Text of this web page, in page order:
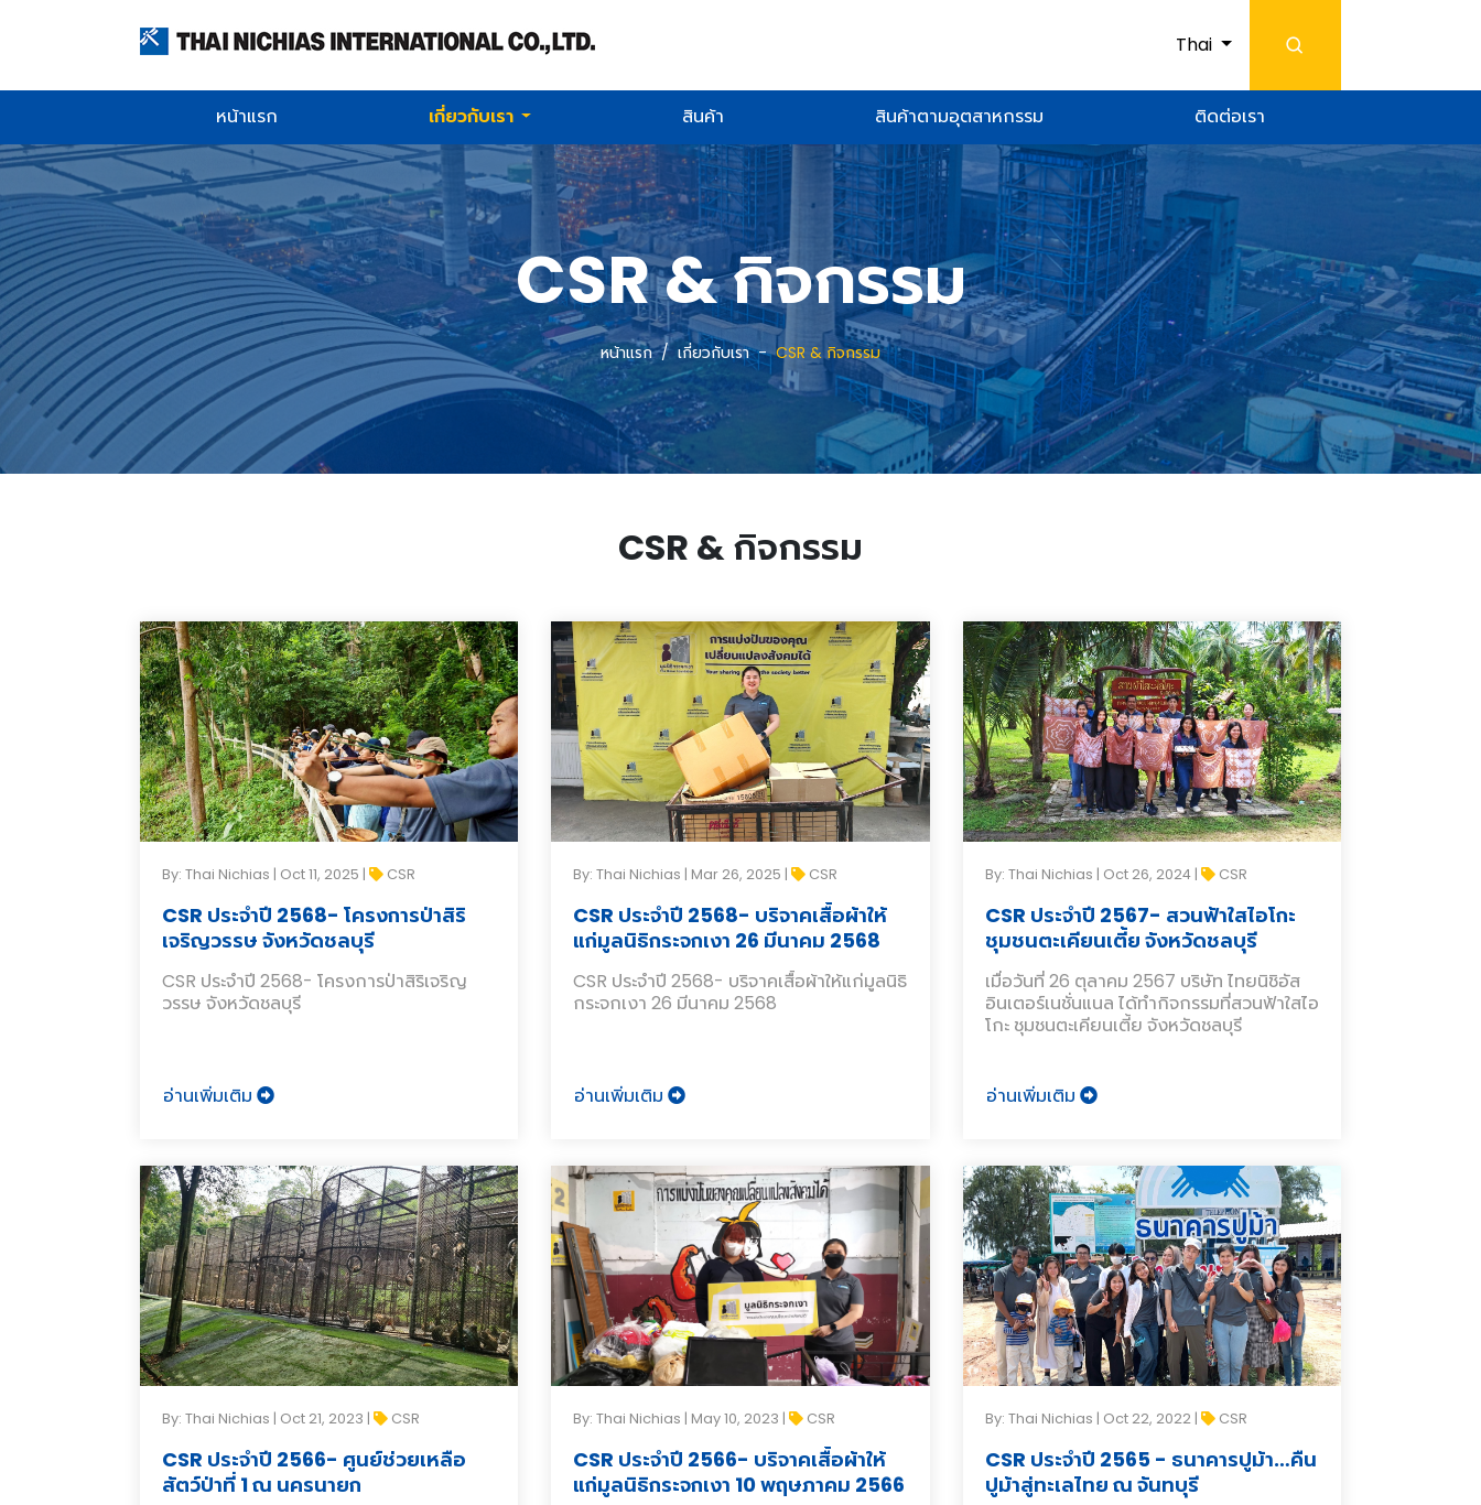
Thai
หน้าแรก เกี่ยวกับเรา สินค้า สินค้าตามอุตสาหกรรม ติดต่อเรา
CSR & กิจกรรม
หน้าแรก เกี่ยวกับเรา CSR & กิจกรรม
CSR & กิจกรรม
By: Thai Nichias | Oct 11, 2025 | CSR
CSR ประจำปี 2568- โครงการป่าสิริ
เจริญวรรษ จังหวัดชลบุรี
CSR ประจำปี 2568- โครงการป่าสิริเจริญ
วรรษ จังหวัดชลบุรี
อ่านเพิ่มเติม
By: Thai Nichias | Mar 26, 2025 | CSR
CSR ประจำปี 2568- บริจาคเสื้อผ้าให้
แก่มูลนิธิกระจกเงา 26 มีนาคม 2568
CSR ประจำปี 2568- บริจาคเสื้อผ้าให้แก่มูลนิธิ
กระจกเงา 26 มีนาคม 2568
อ่านเพิ่มเติม
By: Thai Nichias | Oct 26, 2024 | CSR
CSR ประจำปี 2567- สวนฟ้าใสไอโกะ
ชุมชนตะเคียนเตี้ย จังหวัดชลบุรี
เมื่อวันที่ 26 ตุลาคม 2567 บริษัท ไทยนิชิอัส
อินเตอร์เนชั่นแนล ได้ทำกิจกรรมที่สวนฟ้าใสไอ
โกะ ชุมชนตะเคียนเตี้ย จังหวัดชลบุรี
อ่านเพิ่มเติม
By: Thai Nichias | Oct 21, 2023 | CSR
CSR ประจำปี 2566- ศูนย์ช่วยเหลือ
สัตว์ป่าที่ 1 ณ นครนายก
By: Thai Nichias | May 10, 2023 | CSR
CSR ประจำปี 2566- บริจาคเสื้อผ้าให้
แก่มูลนิธิกระจกเงา 10 พฤษภาคม 2566
By: Thai Nichias | Oct 22, 2022 | CSR
CSR ประจำปี 2565 - ธนาคารปูม้า…คืน
ปูม้าสู่ทะเลไทย ณ จันทบุรี